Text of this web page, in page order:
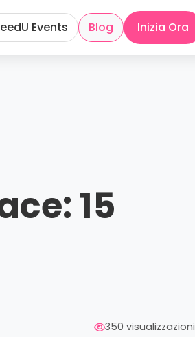
Events Blog Inizia Ora
15
350 visualizzazioni